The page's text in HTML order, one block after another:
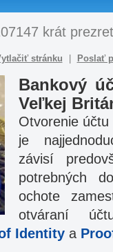
krát
stránku Poslať
Bankový
Veľkej
Otvorenie
je
závisí
potrebných
ochote
otváraní
Identitya